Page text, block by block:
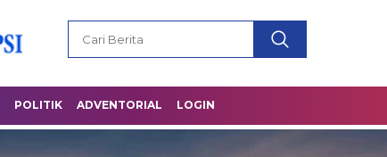
POLITIK ADVENTORIAL LOGIN